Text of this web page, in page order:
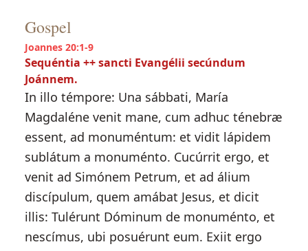
Gospel
Joannes 20:1-9
Sequéntia ++ sancti Evangélii secúndum
Joánnem.
In illo témpore: Una sábbati, María
Magdaléne venit mane, cum adhuc ténebræ
essent, ad monuméntum: et vidit lápidem
sublátum a monuménto. Cucúrrit ergo, et
venit ad Simónem Petrum, et ad álium
discípulum, quem amábat Jesus, et dicit
illis: Tulérunt Dóminum de monuménto, et
nescímus, ubi posuérunt eum. Exiit ergo